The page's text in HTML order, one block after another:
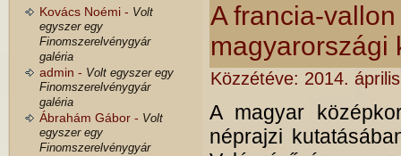
Kovács Noémi - Volt
egyszer egy
Finomszerelvénygyár
galéria
admin - Volt egyszer egy
Finomszerelvénygyár
galéria
Ábrahám Gábor - Volt
egyszer egy
Finomszerelvénygyár
A francia-
magyarországi
Közzétéve: 2014.
A magyar
néprajzi